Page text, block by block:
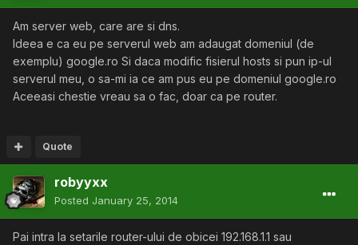
Am server web, care are si dns.
Ideea e ca eu pe serverul web am adaugat domeniul (de
exemplu) google.ro Si daca modific fisierul hosts si pun ip-ul
serverul meu, o sa-mi ia ce am pus eu pe domeniul google.ro
Aceeasi chestie vreau sa o fac, doar ca pe router.
Quote
robyyxx
Posted January 25, 2014
Pai intra la setarile router-ului de obicei 192.168.1.1 sau